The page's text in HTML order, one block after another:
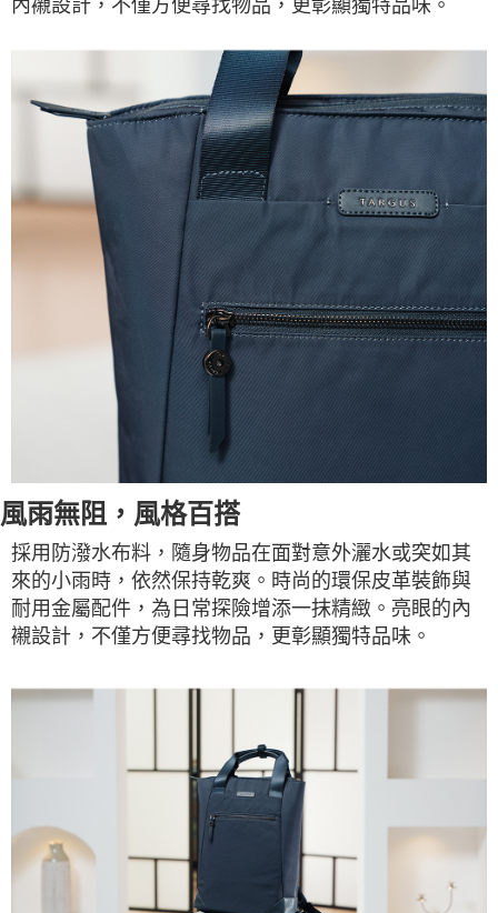
內襯設計，不僅方便尋找物品，更彰顯獨特品味。
風雨無阻，風格百搭
採用防潑水布料，隨身物品在面對意外灑水或突如其
來的小雨時，依然保持乾爽。時尚的環保皮革裝飾與
耐用金屬配件，為日常探險增添一抹精緻。亮眼的內
襯設計，不僅方便尋找物品，更彰顯獨特品味。